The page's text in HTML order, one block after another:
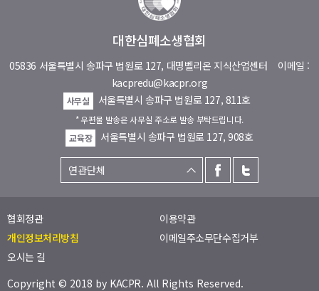
대한심폐소생협회
05836 서울특별시 송파구 법원로 127, 대명벨리온 지식산업센터 이메일 :
kacpredu@kacpr.org
사무실 서울특별시 송파구 법원로 127, 811호
* 우편물 발송은 사무실 주소로 발송 부탁드립니다.
교육장
서울특별시 송파구 법원로 127, 908호
협회정관
이용약관
개인정보처리방침
이메일주소무단수집거부
오시는 길
Copyright © 2018 by KACPR. All Rights Reserved.